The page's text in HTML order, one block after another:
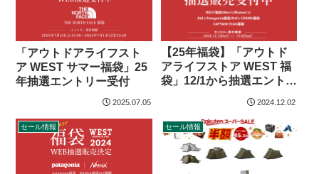
「アウトドアライフスト
ア WEST サマー福袋」25
年抽選エントリー受付
2025.07.05
【25年福袋】「アウトド
アライフストア WEST 福
袋」12/1から抽選エントリ
2024.12.02
セール情報 セール情報